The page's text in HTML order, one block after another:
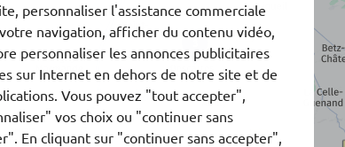
personnaliser l'assistance commerciale
navigation, afficher du contenu vidéo,
personnaliser les annonces publicitaires
sur Internet en dehors de notre site et de
Vous pouvez "tout accepter",
vos choix ou "continuer sans
En cliquant sur "continuer sans accepter",